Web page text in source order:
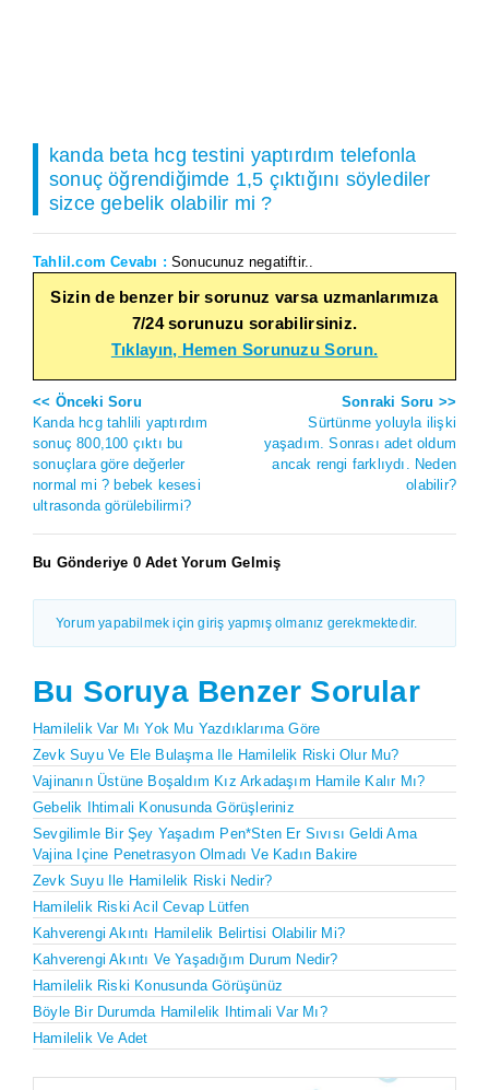
kanda beta hcg testini yaptırdım telefonla
sonuç öğrendiğimde 1,5 çıktığını söylediler
sizce gebelik olabilir mi ?
Tahlil.com Cevabı : Sonucunuz negatiftir..
Sizin de benzer bir sorunuz varsa uzmanlarımıza
7/24 sorunuzu sorabilirsiniz.
Tıklayın, Hemen Sorunuzu Sorun.
<< Önceki Soru
Kanda hcg tahlili yaptırdım
sonuç 800,100 çıktı bu
sonuçlara göre değerler
normal mi ? bebek kesesi
ultrasonda görülebilirmi?
Sonraki Soru >>
Sürtünme yoluyla ilişki
yaşadım. Sonrası adet oldum
ancak rengi farklıydı. Neden
olabilir?
Bu Gönderiye 0 Adet Yorum Gelmiş
Yorum yapabilmek için giriş yapmış olmanız gerekmektedir.
Bu Soruya Benzer Sorular
Hamilelik Var Mı Yok Mu Yazdıklarıma Göre
Zevk Suyu Ve Ele Bulaşma Ile Hamilelik Riski Olur Mu?
Vajinanın Üstüne Boşaldım Kız Arkadaşım Hamile Kalır Mı?
Gebelik Ihtimali Konusunda Görüşleriniz
Sevgilimle Bir Şey Yaşadım Pen*sten Er Sıvısı Geldi Ama
Vajina Içine Penetrasyon Olmadı Ve Kadın Bakire
Zevk Suyu Ile Hamilelik Riski Nedir?
Hamilelik Riski Acil Cevap Lütfen
Kahverengi Akıntı Hamilelik Belirtisi Olabilir Mi?
Kahverengi Akıntı Ve Yaşadığım Durum Nedir?
Hamilelik Riski Konusunda Görüşünüz
Böyle Bir Durumda Hamilelik Ihtimali Var Mı?
Hamilelik Ve Adet